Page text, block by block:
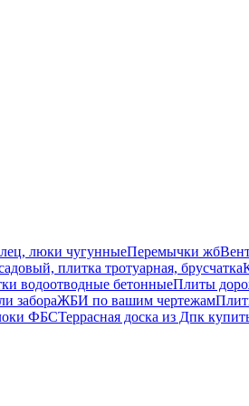
люки чугунныеПеремычки жб
плитка тротуарная, брусчатка
водоотводные бетонныеПлиты
забораЖБИ по вашим чертежам
ФБСТеррасная доска из Дпк